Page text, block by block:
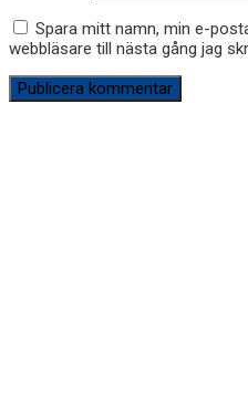
Spara mitt namn, min e-
webbläsare till nästa gång jag